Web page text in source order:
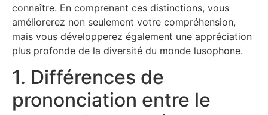
connaître. En comprenant ces distinctions, vous
améliorerez non seulement votre compréhension,
mais vous développerez également une appréciation
plus profonde de la diversité du monde lusophone.
1. Différences de
prononciation entre le